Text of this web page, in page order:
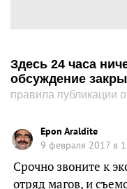
Здесь 24 часа
обсуждение
правила публикации
Epon Araldite
9 февраля 2017 в
Срочно звоните к
отряд магов, и